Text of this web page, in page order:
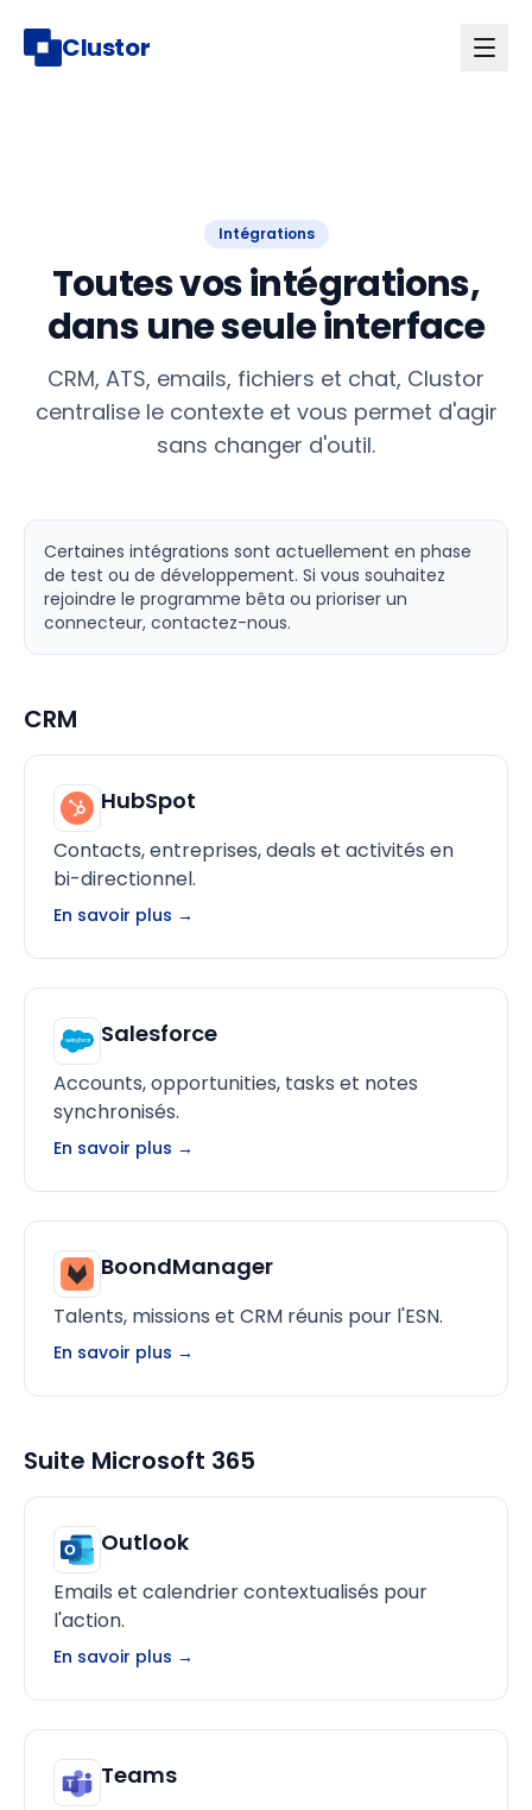
Clustor
Intégrations
Toutes vos intégrations,
dans une seule interface
CRM, ATS, emails, fichiers et chat, Clustor
centralise le contexte et vous permet d'agir
sans changer d'outil.
Certaines intégrations sont actuellement en phase
de test ou de développement. Si vous souhaitez
rejoindre le programme bêta ou prioriser un
connecteur, contactez-nous.
CRM
HubSpot
Contacts, entreprises, deals et activités en
bi-directionnel.
En savoir plus →
Salesforce
Accounts, opportunities, tasks et notes
synchronisés.
En savoir plus →
BoondManager
Talents, missions et CRM réunis pour l'ESN.
En savoir plus →
Suite Microsoft 365
Outlook
Emails et calendrier contextualisés pour
l'action.
En savoir plus →
Teams